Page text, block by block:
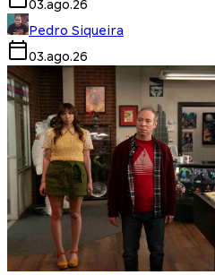
03.ago.26
Pedro Siqueira
03.ago.26